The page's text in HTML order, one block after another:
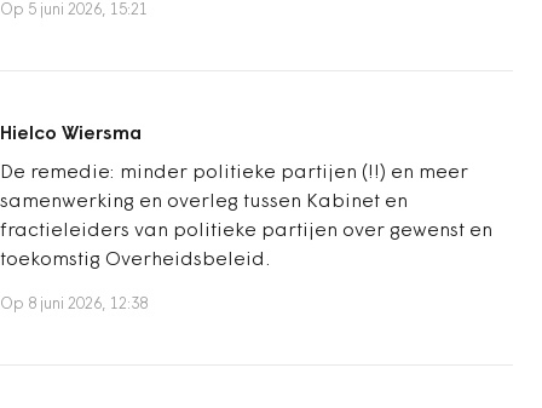
Op 5 juni 2026, 15:21
Hielco Wiersma
De remedie: minder politieke partijen (!!) en meer
samenwerking en overleg tussen Kabinet en
fractieleiders van politieke partijen over gewenst en
toekomstig Overheidsbeleid.
Op 8 juni 2026, 12:38